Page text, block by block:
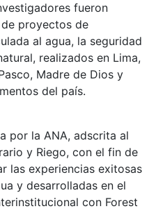
fueron
proyectos de
al agua, la seguridad
realizados en Lima,
Madre de Dios y
del país.
por la ANA, adscrita al
y Riego, con el fin de
las experiencias exitosas
y desarrolladas en el
con Forest